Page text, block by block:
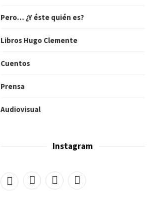
Pero… ¿Y éste quién es?
Libros Hugo Clemente
Cuentos
Prensa
Audiovisual
Instagram